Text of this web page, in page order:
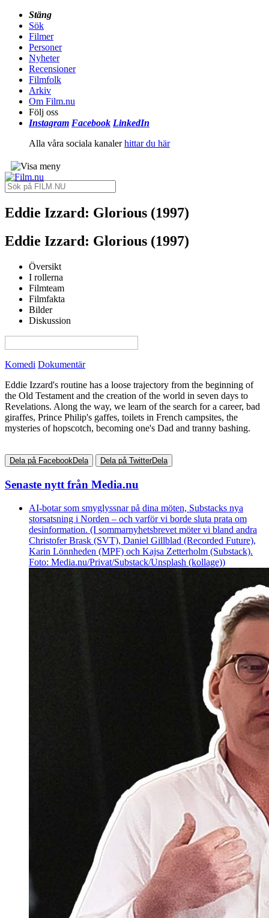
Stäng
Sök
Filmer
Personer
Nyheter
Recensioner
Filmfolk
Arkiv
Om Film.nu
Följ oss
Instagram Facebook LinkedIn
Alla våra sociala kanalerhittar du här
Eddie Izzard: Glorious (1997)
Eddie Izzard: Glorious (1997)
Översikt
I rollerna
Filmteam
Filmfakta
Bilder
Diskussion
Komedi Dokumentär
Eddie Izzard's routine has a loose trajectory from the beginning of
the Old Testament and the creation of the world in seven days to
Revelations. Along the way, we learn of the search for a career, bad
giraffes, Prince Philip's gaffes, toilets in French campsites, the
mysteries of hopscotch, becoming one's Dad and tranny bashing.
Dela på FacebookDela Dela på TwitterDela
Senaste nytt från Media.nu
AI-botar som smyglyssnar på dina möten, Substacks nya
storsatsning i Norden – och varför vi borde sluta prata om
desinformation. (I sommarnyhetsbrevet möter vi bland andra
Christofer Brask (SVT), Daniel Gillblad (Recorded Future),
Karin Lönnheden (MPF) och Kajsa Zetterholm (Substack).
Foto: Media.nu/Privat/Substack/Unsplash (kollage))